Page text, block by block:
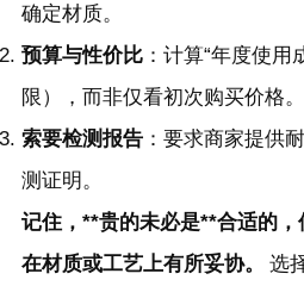
确定材质。
预算与性价比：计算“年度使用
限），而非仅看初次购买价格。
索要检测报告：要求商家提供
测证明。
记住，**贵的未必是**合适的
在材质或工艺上有所妥协。
选